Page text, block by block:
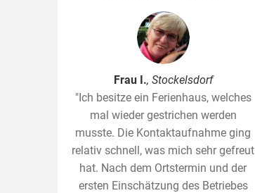
Frau I., Stockelsdorf
"Ich besitze ein Ferienhaus, welches
mal wieder gestrichen werden
musste. Die Kontaktaufnahme ging
relativ schnell, was mich sehr gefreut
hat. Nach dem Ortstermin und der
ersten Einschätzung des Betriebes